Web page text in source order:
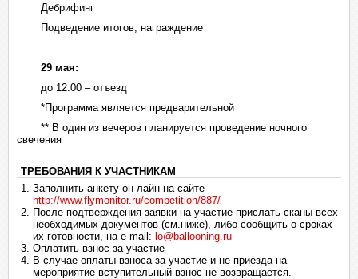
Дебрифинг
Подведение итогов, награждение
29 мая:
до 12.00 – отъезд
*Программа является предварительной
** В один из вечеров планируется проведение ночного
свечения
ТРЕБОВАНИЯ К УЧАСТНИКАМ
Заполнить анкету он-лайн на сайте
http://www.flymonitor.ru/competition/887/
После подтверждения заявки на участие прислать сканы всех
необходимых документов (см.ниже), либо сообщить о сроках
их готовности, на e-mail: lo@ballooning.ru
Оплатить взнос за участие
В случае оплаты взноса за участие и не приезда на
мероприятие вступительный взнос не возвращается.